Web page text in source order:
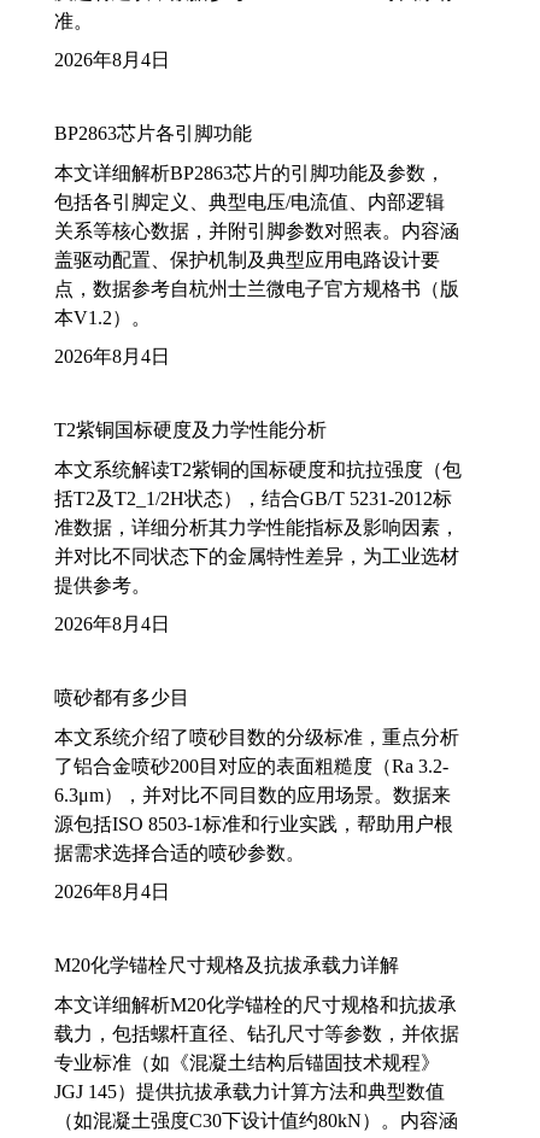
准。
2026年8月4日
BP2863芯片各引脚功能
本文详细解析BP2863芯片的引脚功能及参数，
包括各引脚定义、典型电压/电流值、内部逻辑
关系等核心数据，并附引脚参数对照表。内容涵
盖驱动配置、保护机制及典型应用电路设计要
点，数据参考自杭州士兰微电子官方规格书（版
本V1.2）。
2026年8月4日
T2紫铜国标硬度及力学性能分析
本文系统解读T2紫铜的国标硬度和抗拉强度（包
括T2及T2_1/2H状态），结合GB/T 5231-2012标
准数据，详细分析其力学性能指标及影响因素，
并对比不同状态下的金属特性差异，为工业选材
提供参考。
2026年8月4日
喷砂都有多少目
本文系统介绍了喷砂目数的分级标准，重点分析
了铝合金喷砂200目对应的表面粗糙度（Ra 3.2-
6.3μm），并对比不同目数的应用场景。数据来
源包括ISO 8503-1标准和行业实践，帮助用户根
据需求选择合适的喷砂参数。
2026年8月4日
M20化学锚栓尺寸规格及抗拔承载力详解
本文详细解析M20化学锚栓的尺寸规格和抗拔承
载力，包括螺杆直径、钻孔尺寸等参数，并依据
专业标准（如《混凝土结构后锚固技术规程》
JGJ 145）提供抗拔承载力计算方法和典型数值
（如混凝土强度C30下设计值约80kN）。内容涵